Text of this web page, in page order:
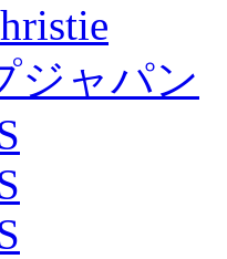
ジャパン